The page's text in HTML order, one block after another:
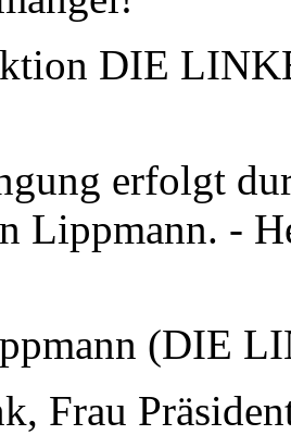
DIE
erfolgt
Lippmann. -
(DIE
Frau